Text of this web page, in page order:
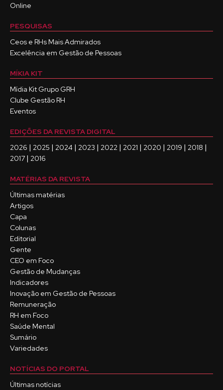
Online
PESQUISAS
Ceos e RHs Mais Admirados
Excelência em Gestão de Pessoas
MÍKIA KIT
Mídia Kit Grupo GRH
Clube Gestão RH
Eventos
EDIÇÕES DA REVISTA DIGITAL
2026 | 2025 | 2024 | 2023 | 2022 | 2021 | 2020 | 2019 | 2018 |
2017 | 2016
MATÉRIAS DA REVISTA
Últimas matérias
Artigos
Capa
Colunas
Editorial
Gente
CEO em Foco
Gestão de Mudanças
Indicadores
Inovação em Gestão de Pessoas
Remuneração
RH em Foco
Saúde Mental
Sumário
Variedades
NOTÍCIAS DO PORTAL
Últimas notícias